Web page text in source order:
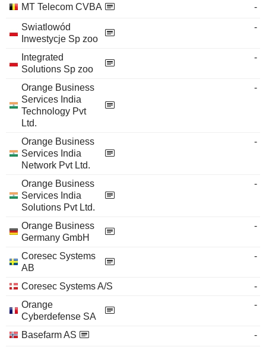
MT Telecom CVBA
-
Swiatlowód
Inwestycje Sp zoo
-
Integrated
Solutions Sp zoo
-
Orange Business
Services India
Technology Pvt
Ltd.
-
Orange Business
Services India
Network Pvt Ltd.
-
Orange Business
Services India
Solutions Pvt Ltd.
-
Orange Business
Germany GmbH
-
Coresec Systems
AB
-
Coresec Systems A/S
-
Orange
Cyberdefense SA
-
Basefarm AS
-